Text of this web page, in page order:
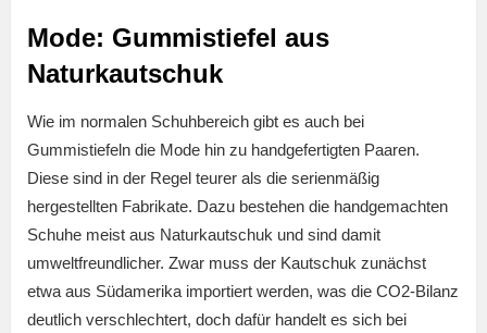
Mode: Gummistiefel aus
Naturkautschuk
Wie im normalen Schuhbereich gibt es auch bei
Gummistiefeln die Mode hin zu handgefertigten Paaren.
Diese sind in der Regel teurer als die serienmäßig
hergestellten Fabrikate. Dazu bestehen die handgemachten
Schuhe meist aus Naturkautschuk und sind damit
umweltfreundlicher. Zwar muss der Kautschuk zunächst
etwa aus Südamerika importiert werden, was die CO2-Bilanz
deutlich verschlechtert, doch dafür handelt es sich bei